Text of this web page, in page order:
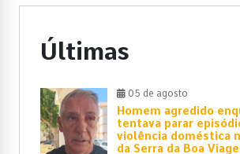
Últimas
05 de agosto
Homem agredido
tentava parar
violência doméstica
da Serra da Boa